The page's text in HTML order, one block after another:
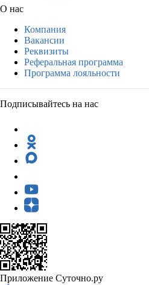
О нас
Компания
Вакансии
Реквизиты
Реферальная программа
Программа лояльности
Подписывайтесь на нас
Приложение Суточно.ру